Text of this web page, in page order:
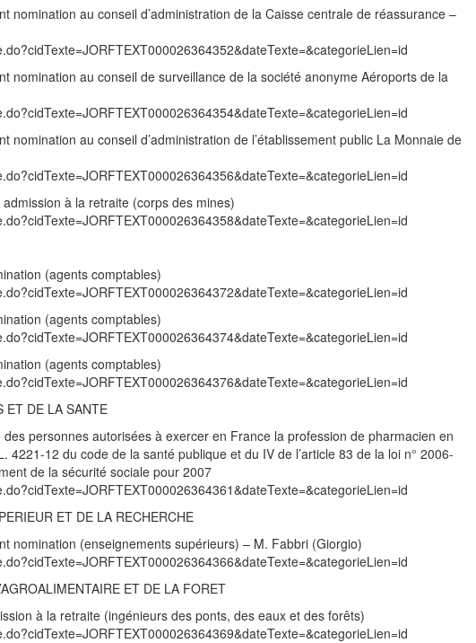
nomination au conseil d’administration de la Caisse centrale de réassurance –
nomination au conseil de surveillance de la société anonyme Aéroports de la
nomination au conseil d’administration de l’établissement public La Monnaie de
à la retraite (corps des mines)
(agents comptables)
(agents comptables)
(agents comptables)
ET DE LA SANTE
personnes autorisées à exercer en France la profession de pharmacien en
4221-12 du code de la santé publique et du IV de l’article 83 de la loi n° 2006-
de la sécurité sociale pour 2007
ET DE LA RECHERCHE
nomination (enseignements supérieurs) – M. Fabbri (Giorgio)
ET DE LA FORET
à la retraite (ingénieurs des ponts, des eaux et des forêts)